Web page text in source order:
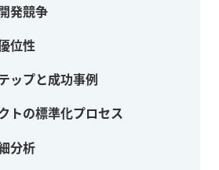
発競争
位性
ップと成功事例
トの標準化プロセス
分析